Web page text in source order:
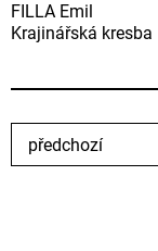
FILLA Emil
Krajinářská kresba
předchozí